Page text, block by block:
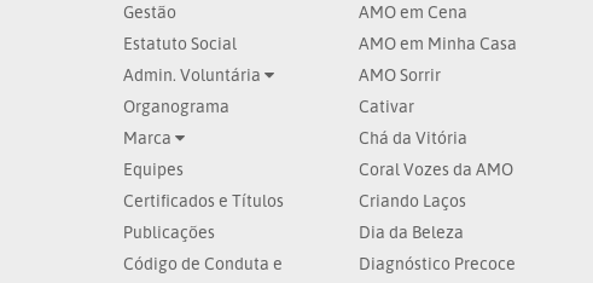
Gestão
Estatuto Social
Admin. Voluntária
Organograma
Marca
Equipes
Certificados e Títulos
Publicações
Código de Conduta e
AMO em Cena
AMO em Minha Casa
AMO Sorrir
Cativar
Chá da Vitória
Coral Vozes da AMO
Criando Laços
Dia da Beleza
Diagnóstico Precoce